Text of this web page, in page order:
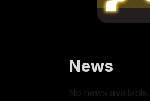
News
No news available.